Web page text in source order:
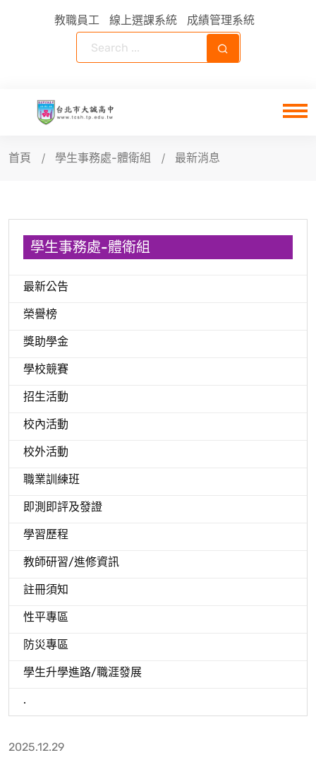
教職員工 線上選課系統 成績管理系統
首頁 學生事務處-體衛組 最新消息
學生事務處-體衛組
最新公告
榮譽榜
獎助學金
學校競賽
招生活動
校內活動
校外活動
職業訓練班
即測即評及發證
學習歷程
教師研習/進修資訊
註冊須知
性平專區
防災專區
學生升學進路/職涯發展
.
2025.12.29